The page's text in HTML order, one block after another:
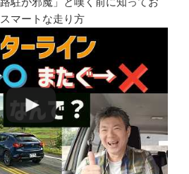
マートな走り方